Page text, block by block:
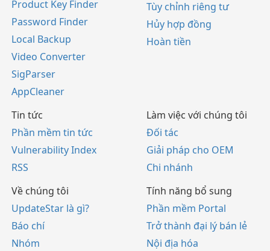
Product Key Finder
Password Finder
Local Backup
Video Converter
SigParser
AppCleaner
Tùy chỉnh riêng tư
Hủy hợp đồng
Hoàn tiền
Tin tức
Phần mềm tin tức
Vulnerability Index
RSS
Làm việc với chúng tôi
Đối tác
Giải pháp cho OEM
Chi nhánh
Về chúng tôi
UpdateStar là gì?
Báo chí
Nhóm
Tính năng bổ sung
Phần mềm Portal
Trở thành đại lý bán lẻ
Nội địa hóa